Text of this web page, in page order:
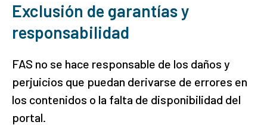
Exclusión de garantías y
responsabilidad
FAS no se hace responsable de los daños y
perjuicios que puedan derivarse de errores en
los contenidos o la falta de disponibilidad del
portal.